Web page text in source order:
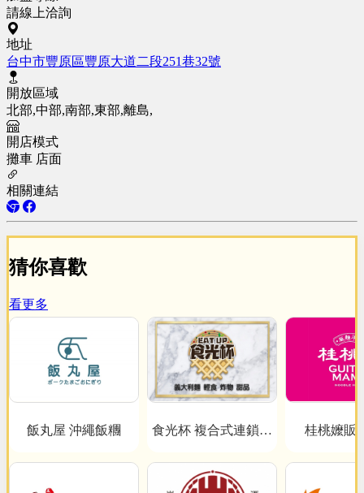
請線上洽詢
地址
台中市豐原區豐原大道二段251巷32號
開放區域
北部,中部,南部,東部,離島,
開店模式
攤車 店面
相關連結
猜你喜歡
看更多
飯丸屋 沖繩飯糰
食光杯 複合式連鎖餐
桂桃嬤販